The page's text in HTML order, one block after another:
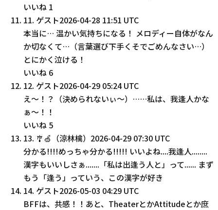
いいね 1
11. ゲスト2026-04-28 11:51 UTC
本当に… 温かい気持ちになる！ メロディー自体がなん
か切なくて…（言葉選び下手くそでごめんなさい…）
とにかく泣ける！
いいね 6
12. ゲスト2026-04-29 05:24 UTC
え〜！？（決められないぃ〜）……私は、我逢人かな
ぁ〜！！
いいね 5
13. 🎐🍏（涼林檎） 2026-04-29 07:30 UTC
分かる!!!!めっちゃ分かる!!!!! いいよね....我逢人........
漢字もいいしさぁ.......「私は出逢う人と」って...... まず
もう「逢う」っていう、この漢字が好き
14. ゲスト2026-05-03 04:29 UTC
BFFは、共感！！あと、TheaterとかAttitudeとか庶